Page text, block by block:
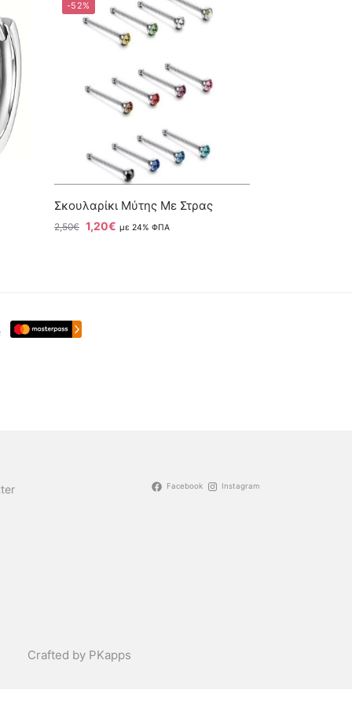
-52%
Σκουλαρίκι Μύτης Με Στρας
2,50€ 1,20€ με 24% ΦΠΑ
Facebook Instagram
Crafted by PKapps